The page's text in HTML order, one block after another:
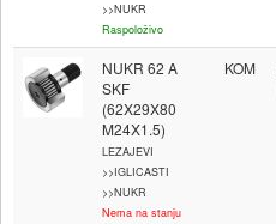
>>NUKR
Raspoloživo
NUKR 62 A
SKF
(62X29X80
M24X1.5)
LEZAJEVI
>>IGLICASTI
>>NUKR
Nema na stanju
KOM